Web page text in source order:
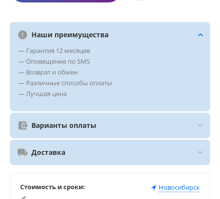
Наши преимущества
— Гарантия 12 месяцев
— Оповещение по SMS
— Возврат и обмен
— Различные способы оплаты
— Лучшая цена
Варианты оплаты
Доставка
Стоимость и сроки: Новосибирск